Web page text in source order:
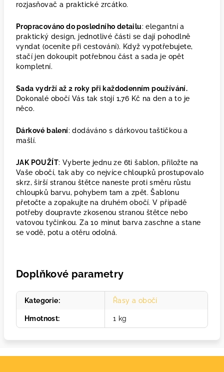
rozjasňovač a praktické zrcátko.
Propracováno do posledního detailu: elegantní a
praktický design, jednotlivé části se dají pohodlně
vyndat (oceníte při cestování). Když vypotřebujete,
stačí jen dokoupit potřebnou část a sada je opět
kompletní.
Sada vydrží až 2 roky při každodenním používání.
Dokonalé obočí Vás tak stojí 1,76 Kč na den a to je
něco.
Dárkové balení: dodáváno s dárkovou taštičkou a
mašlí.
JAK POUŽÍT: Vyberte jednu ze 6ti šablon, přiložte na
Vaše obočí, tak aby co nejvíce chloupků prostupovalo
skrz, širší stranou štětce naneste proti směru růstu
chloupků barvu, pohybem tam a zpět. Šablonu
přetočte a zopakujte na druhém obočí. V případě
potřeby doupravte zkosenou stranou štětce nebo
vatovou tyčinkou. Za 10 minut barva zaschne a stane
se vodě, potu a otěru odolná.
Doplňkové parametry
Kategorie: Řasy a obočí
Hmotnost: 1 kg